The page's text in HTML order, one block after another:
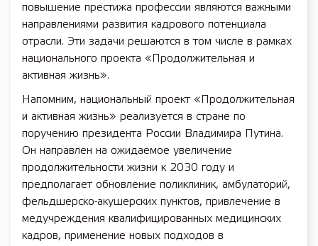
повышение престижа профессии являются важными
направлениями развития кадрового потенциала
отрасли. Эти задачи решаются в том числе в рамках
национального проекта «Продолжительная и
активная жизнь».
Напомним, национальный проект «Продолжительная
и активная жизнь» реализуется в стране по
поручению президента России Владимира Путина.
Он направлен на ожидаемое увеличение
продолжительности жизни к 2030 году и
предполагает обновление поликлиник, амбулаторий,
фельдшерско-акушерских пунктов, привлечение в
медучреждения квалифицированных медицинских
кадров, применение новых подходов в